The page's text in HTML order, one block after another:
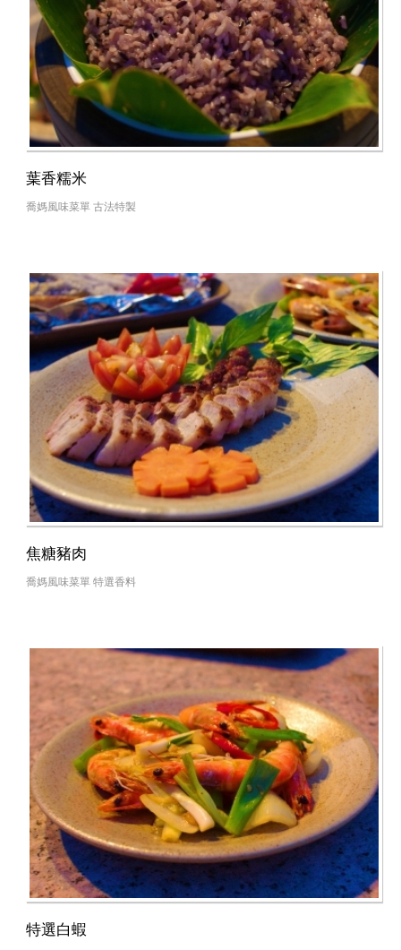
葉香糯米
喬媽風味菜單 古法特製
焦糖豬肉
喬媽風味菜單 特選香料
特選白蝦